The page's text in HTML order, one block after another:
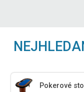
Pokerové